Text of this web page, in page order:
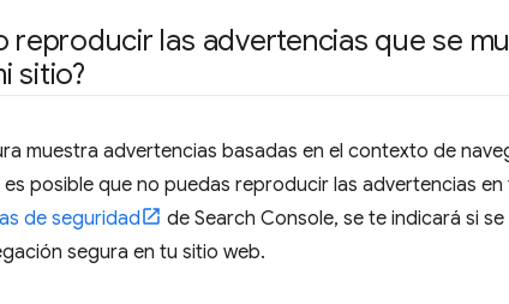
reproducir las advertencias que se
sitio?
muestra advertencias basadas en el contexto de
posible que no puedas reproducir las advertencias en
de seguridad
de Search Console, se te indicará si
segura en tu sitio web.